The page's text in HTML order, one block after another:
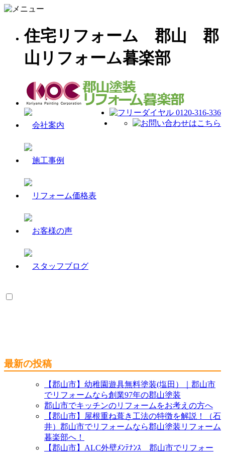
住宅リフォーム 郡山 郡
山リフォーム暮楽部
最新の投稿
【郡山市】幼稚園遊具無料塗装(塩田）｜郡山市
でリフォームなら創業97年の郡山塗装
郡山市でキッチンのリフォームをお考えの方へ
【郡山市】屋根重ね葺き工法の特徴を解説！（石
井）郡山市でリフォームなら郡山塗装リフォーム
暮楽部へ！
【郡山市】ALC外壁ﾒﾝﾃﾅﾝｽ 郡山市でリフォー